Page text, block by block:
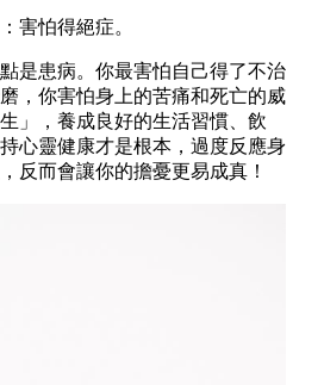
害怕得絕症。
是患病。你最害怕自己得了不治
，你害怕身上的苦痛和死亡的威
」，養成良好的生活習慣、飲
心靈健康才是根本，過度反應身
反而會讓你的擔憂更易成真！